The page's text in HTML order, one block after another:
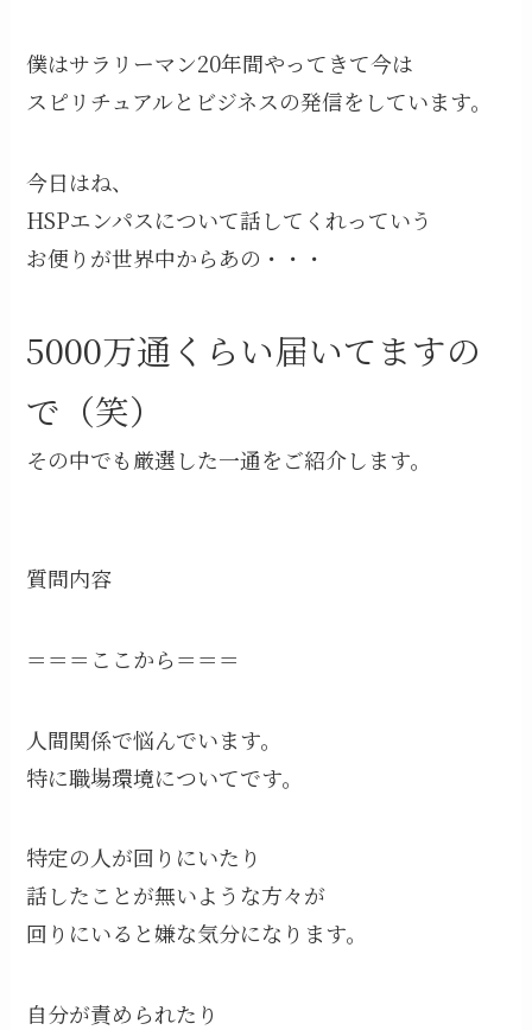
僕はサラリーマン20年間やってきて今は
スピリチュアルとビジネスの発信をしています。
今日はね、
HSPエンパスについて話してくれっていう
お便りが世界中からあの・・・
5000万通くらい届いてますの
で（笑）
その中でも厳選した一通をご紹介します。
質問内容
＝＝＝ここから＝＝＝
人間関係で悩んでいます。
特に職場環境についてです。
特定の人が回りにいたり
話したことが無いような方々が
回りにいると嫌な気分になります。
自分が責められたり